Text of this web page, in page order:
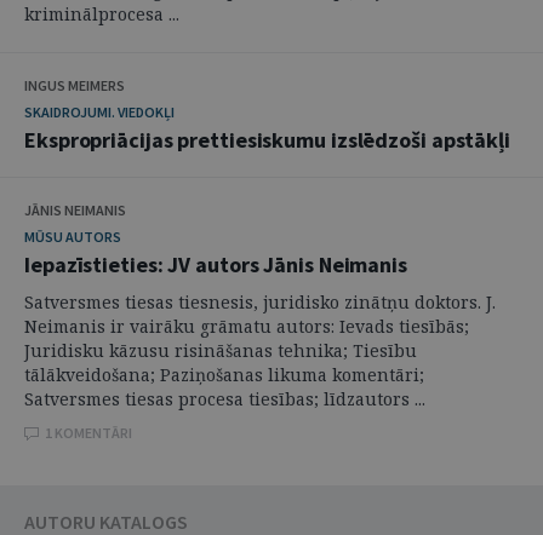
kriminālprocesa ...
INGUS MEIMERS
SKAIDROJUMI. VIEDOKĻI
Ekspropriācijas prettiesiskumu izslēdzoši apstākļi
JĀNIS NEIMANIS
MŪSU AUTORS
Iepazīstieties: JV autors Jānis Neimanis
Satversmes tiesas tiesnesis, juridisko zinātņu doktors. J.
Neimanis ir vairāku grāmatu autors: Ievads tiesībās;
Juridisku kāzusu risināšanas tehnika; Tiesību
tālākveidošana; Paziņošanas likuma komentāri;
Satversmes tiesas procesa tiesības; līdzautors ...
1 KOMENTĀRI
AUTORU KATALOGS